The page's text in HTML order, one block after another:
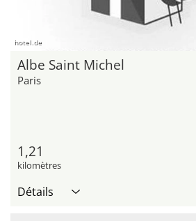
hotel.de
Albe Saint Michel
Paris
1,21
kilomètres
Détails